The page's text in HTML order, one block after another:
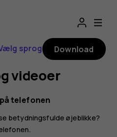
sprog Download
videoer
telefonen
betydningsfulde øjeblikke?